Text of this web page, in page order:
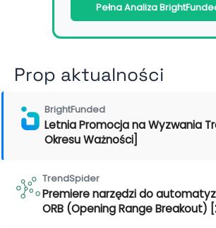
Pełna Analiza
Prop aktualności
BrightFunded
Letnia Promocja na Wyzwania
Okresu Ważności]
TrendSpider
Premiere narzędzi do
ORB (Opening Range Breakout)